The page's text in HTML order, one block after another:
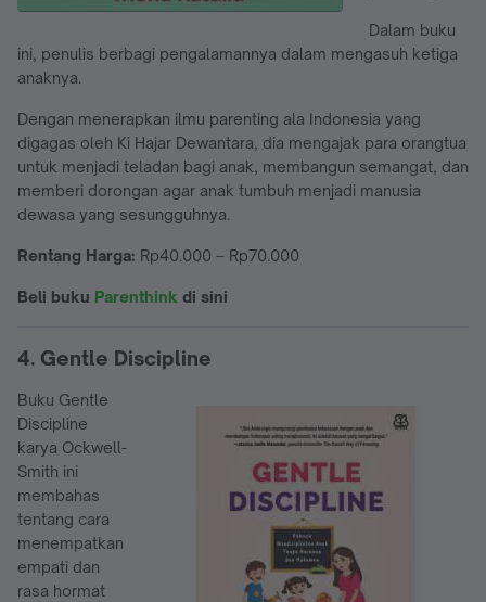
Dalam buku
ini, penulis berbagi pengalamannya dalam mengasuh ketiga
anaknya.
Dengan menerapkan ilmu parenting ala Indonesia yang
digagas oleh Ki Hajar Dewantara, dia mengajak para orangtua
untuk menjadi teladan bagi anak, membangun semangat, dan
memberi dorongan agar anak tumbuh menjadi manusia
dewasa yang sesungguhnya.
Rentang Harga: Rp40.000 – Rp70.000
Beli buku Parenthink di sini
4. Gentle Discipline
Buku Gentle
Discipline
karya Ockwell-
Smith ini
membahas
tentang cara
menempatkan
empati dan
rasa hormat